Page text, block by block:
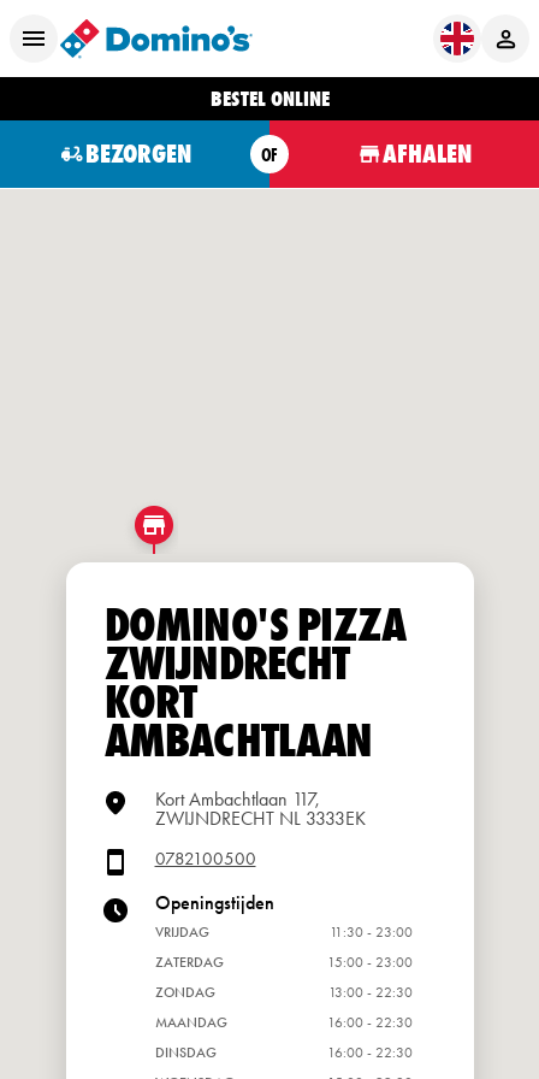
BESTEL ONLINE
BEZORGEN OF AFHALEN
DOMINO'S PIZZA
ZWIJNDRECHT
KORT
AMBACHTLAAN
Kort Ambachtlaan 117,
ZWIJNDRECHT NL 3333EK
0782100500
Openingstijden
VRIJDAG
11:30 - 23:00
ZATERDAG
15:00 - 23:00
ZONDAG
13:00 - 22:30
MAANDAG
16:00 - 22:30
DINSDAG
16:00 - 22:30